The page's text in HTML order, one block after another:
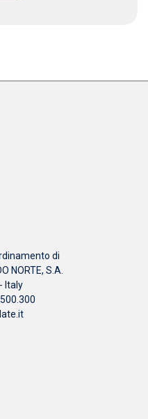
di
NORTE, S.A.
Italy